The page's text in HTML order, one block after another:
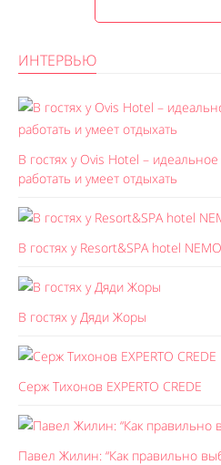
ИНТЕРВЬЮ
В гостях у Ovis Hotel –
работать и умеет отдыхать
В гостях у Resort&SPA hotel
В гостях у Дяди Жоры
Серж Тихонов EXPERTO CREDE
Павел Жилин: “Как правильно